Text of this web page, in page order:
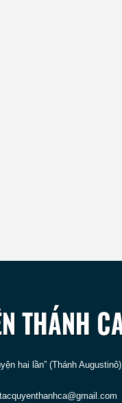
hai lần” (Thánh Augustinô)
tacquyenthanhca@gmail.com